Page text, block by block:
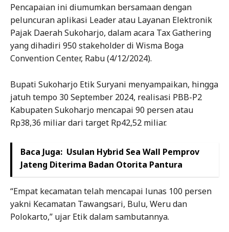
Pencapaian ini diumumkan bersamaan dengan
peluncuran aplikasi Leader atau Layanan Elektronik
Pajak Daerah Sukoharjo, dalam acara Tax Gathering
yang dihadiri 950 stakeholder di Wisma Boga
Convention Center, Rabu (4/12/2024).
Bupati Sukoharjo Etik Suryani menyampaikan, hingga
jatuh tempo 30 September 2024, realisasi PBB-P2
Kabupaten Sukoharjo mencapai 90 persen atau
Rp38,36 miliar dari target Rp42,52 miliar.
Baca Juga: Usulan Hybrid Sea Wall Pemprov
Jateng Diterima Badan Otorita Pantura
“Empat kecamatan telah mencapai lunas 100 persen
yakni Kecamatan Tawangsari, Bulu, Weru dan
Polokarto,” ujar Etik dalam sambutannya.